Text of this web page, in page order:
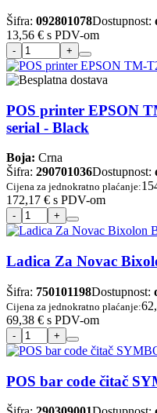
Šifra: 092801078Dostupnost:
13,56 € s PDV-om
POS printer EPSON
serial - Black
Boja: Crna
Šifra: 290701036Dostupnost:
Cijena za jednokratno plaćanje:
172,17 € s PDV-om
Ladica Za Novac
Šifra: 750101198Dostupnost:
Cijena za jednokratno plaćanje:
69,38 € s PDV-om
POS bar code čitač